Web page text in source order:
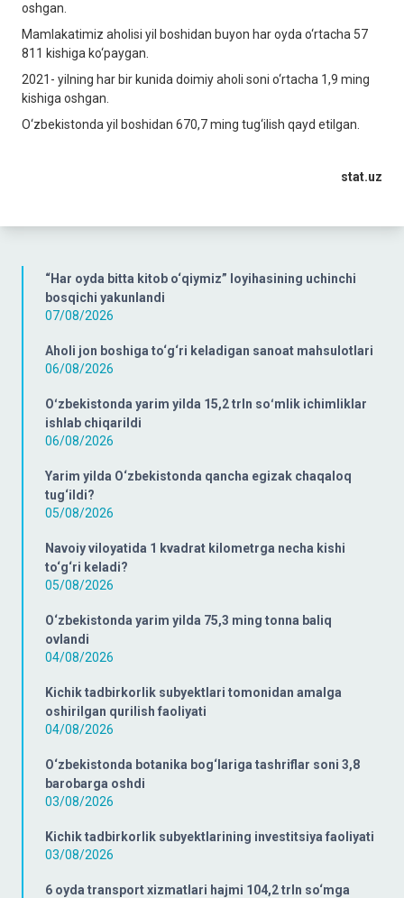
“Har oyda bitta kitob o‘qiymiz” loyihasining uchinchi
bosqichi yakunlandi
07/08/2026
Aholi jon boshiga to‘g‘ri keladigan sanoat mahsulotlari
06/08/2026
Oʻzbekistonda yarim yilda 15,2 trln soʻmlik ichimliklar
ishlab chiqarildi
06/08/2026
Yarim yilda O‘zbekistonda qancha egizak chaqaloq
tug‘ildi?
05/08/2026
Navoiy viloyatida 1 kvadrat kilometrga necha kishi
to‘g‘ri keladi?
05/08/2026
O‘zbekistonda yarim yilda 75,3 ming tonna baliq
ovlandi
04/08/2026
Kichik tadbirkorlik subyektlari tomonidan amalga
oshirilgan qurilish faoliyati
04/08/2026
O‘zbekistonda botanika bog‘lariga tashriflar soni 3,8
barobarga oshdi
03/08/2026
Kichik tadbirkorlik subyektlarining investitsiya faoliyati
03/08/2026
6 oyda transport xizmatlari hajmi 104,2 trln so‘mga
oshgan.
Mamlakatimiz aholisi yil boshidan buyon har oyda o‘rtacha 57
811 kishiga ko‘paygan.
2021- yilning har bir kunida doimiy aholi soni o‘rtacha 1,9 ming
kishiga oshgan.
O‘zbekistonda yil boshidan 670,7 ming tug‘ilish qayd etilgan.
stat.uz